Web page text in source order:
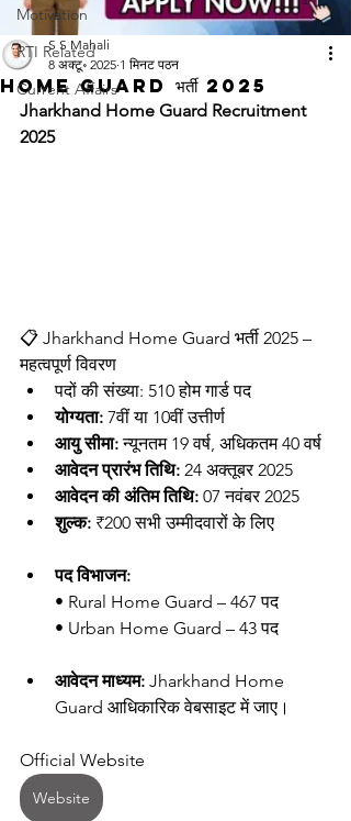
Motivation
RTI Related
Current Affairs
Home Guard भर्ती 2025
S S Mahali
8 अक्टू॰ 2025 1 मिनट पठन
Jharkhand Home Guard Recruitment
2025
📋 Jharkhand Home Guard भर्ती 2025 –
महत्वपूर्ण विवरण
पदों की संख्या: 510 होम गार्ड पद
योग्यता: 7वीं या 10वीं उत्तीर्ण
आयु सीमा: न्यूनतम 19 वर्ष, अधिकतम 40 वर्ष
आवेदन प्रारंभ तिथि: 24 अक्तूबर 2025
आवेदन की अंतिम तिथि: 07 नवंबर 2025
शुल्क: ₹200 सभी उम्मीदवारों के लिए
पद विभाजन:
• Rural Home Guard – 467 पद
• Urban Home Guard – 43 पद
आवेदन माध्यम: Jharkhand Home
Guard आधिकारिक वेबसाइट में जाए।
Official Website
Website